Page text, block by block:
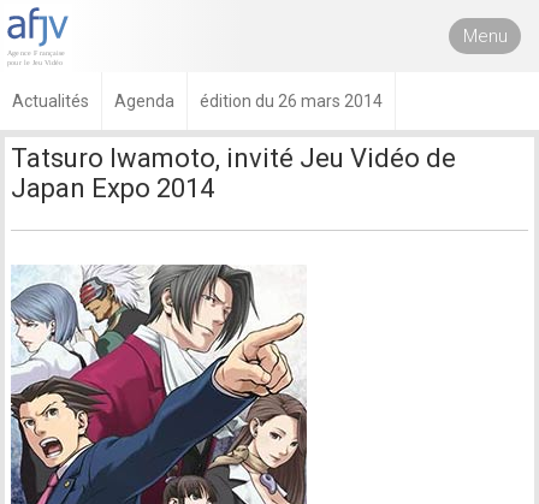
Menu
Actualités Agenda édition du 26 mars 2014
Tatsuro Iwamoto, invité Jeu Vidéo de
Japan Expo 2014